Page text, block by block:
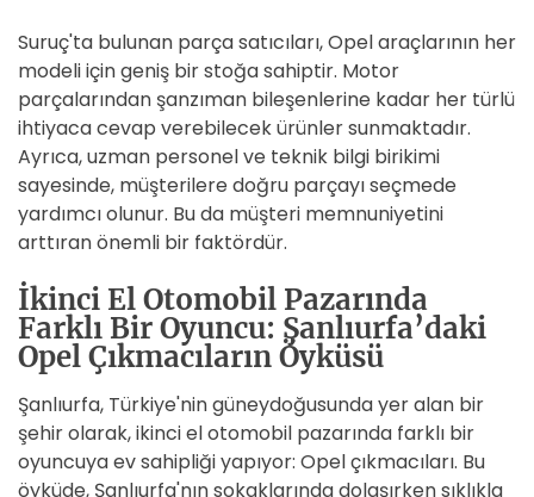
Suruç'ta bulunan parça satıcıları, Opel araçlarının her
modeli için geniş bir stoğa sahiptir. Motor
parçalarından şanzıman bileşenlerine kadar her türlü
ihtiyaca cevap verebilecek ürünler sunmaktadır.
Ayrıca, uzman personel ve teknik bilgi birikimi
sayesinde, müşterilere doğru parçayı seçmede
yardımcı olunur. Bu da müşteri memnuniyetini
arttıran önemli bir faktördür.
İkinci El Otomobil Pazarında
Farklı Bir Oyuncu: Şanlıurfa’daki
Opel Çıkmacıların Öyküsü
Şanlıurfa, Türkiye'nin güneydoğusunda yer alan bir
şehir olarak, ikinci el otomobil pazarında farklı bir
oyuncuya ev sahipliği yapıyor: Opel çıkmacıları. Bu
öyküde, Şanlıurfa'nın sokaklarında dolaşırken sıklıkla